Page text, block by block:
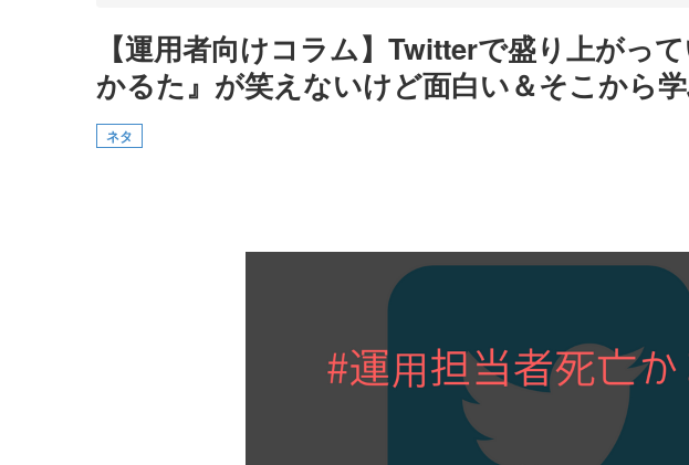
【運用者向けコラム】Twitterで盛り上がっ
かるた』が笑えないけど面白い＆そこから
ネタ